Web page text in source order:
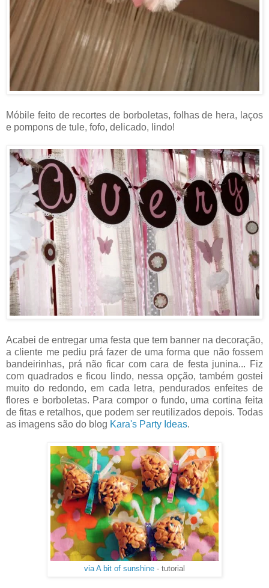
Móbile feito de recortes de borboletas, folhas de hera, laços
e pompons de tule, fofo, delicado, lindo!
Acabei de entregar uma festa que tem banner na decoração,
a cliente me pediu prá fazer de uma forma que não fossem
bandeirinhas, prá não ficar com cara de festa junina... Fiz
com quadrados e ficou lindo, nessa opção, também gostei
muito do redondo, em cada letra, pendurados enfeites de
flores e borboletas. Para compor o fundo, uma cortina feita
de fitas e retalhos, que podem ser reutilizados depois. Todas
as imagens são do blog Kara's Party Ideas.
via A bit of sunshine - tutorial